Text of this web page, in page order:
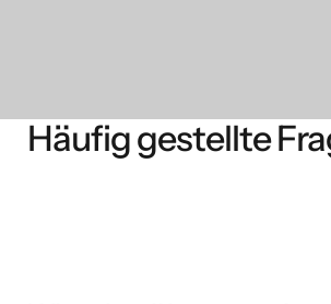
Häufig gestellte